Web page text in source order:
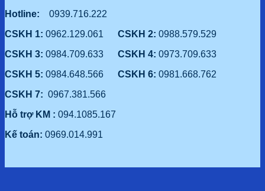
Hotline:
0939.716.222
CSKH 1: 0962.129.061 CSKH 2: 0988.579.529
CSKH 3: 0984.709.633 CSKH 4: 0973.709.633
CSKH 5: 0984.648.566 CSKH 6: 0981.668.762
CSKH 7: 0967.381.566
Hỗ trợ KM : 094.1085.167
Kế toán: 0969.014.991